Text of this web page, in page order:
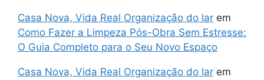
Casa Nova, Vida Real Organização do lar em
Como Fazer a Limpeza Pós-Obra Sem Estresse:
O Guia Completo para o Seu Novo Espaço
Casa Nova, Vida Real Organização do lar em